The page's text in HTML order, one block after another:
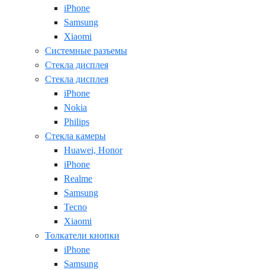
iPhone
Samsung
Xiaomi
Системные разъемы
Стекла дисплея
Стекла дисплея
iPhone
Nokia
Philips
Стекла камеры
Huawei, Honor
iPhone
Realme
Samsung
Tecno
Xiaomi
Толкатели кнопки
iPhone
Samsung